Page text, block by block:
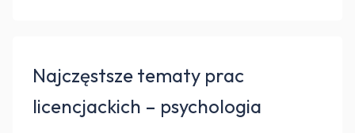
Najczęstsze tematy prac
licencjackich – psychologia